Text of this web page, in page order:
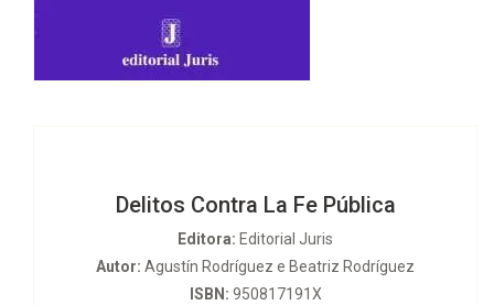
Delitos Contra La Fe Pública
Editora: Editorial Juris
Autor: Agustín Rodríguez e Beatriz Rodríguez
ISBN: 950817191X